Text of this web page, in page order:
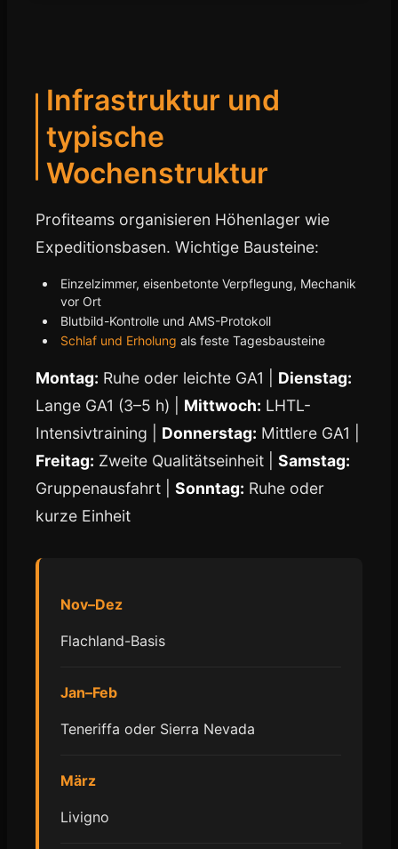
Infrastruktur und
typische
Wochenstruktur
Profiteams organisieren Höhenlager wie
Expeditionsbasen. Wichtige Bausteine:
Einzelzimmer, eisenbetonte Verpflegung, Mechanik
vor Ort
Blutbild-Kontrolle und AMS-Protokoll
Schlaf und Erholung als feste Tagesbausteine
Montag: Ruhe oder leichte GA1 | Dienstag:
Lange GA1 (3–5 h) | Mittwoch: LHTL-
Intensivtraining | Donnerstag: Mittlere GA1 |
Freitag: Zweite Qualitätseinheit | Samstag:
Gruppenausfahrt | Sonntag: Ruhe oder
kurze Einheit
Nov–Dez
Flachland-Basis
Jan–Feb
Teneriffa oder Sierra Nevada
März
Livigno